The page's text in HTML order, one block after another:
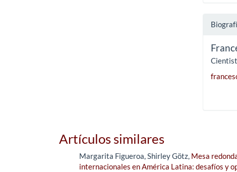
Artículos similares
Margarita Figueroa, Shirley Götz, Mesa
internacionales en América Latina: desafíos y